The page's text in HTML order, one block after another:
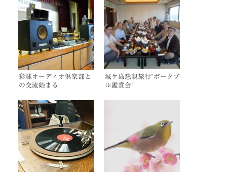
彩球オーディオ倶楽部と
の交流始まる
城ケ島懇親旅行“ポータブ
ル鑑賞会”